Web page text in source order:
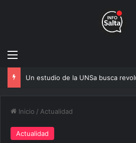
Menú
Inicio / Actualidad
Actualidad